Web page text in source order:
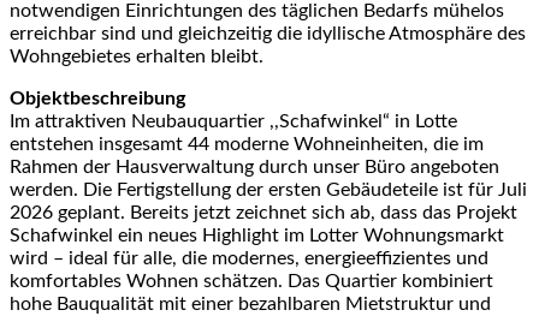
notwendigen Einrichtungen des täglichen Bedarfs mühelos
erreichbar sind und gleichzeitig die idyllische Atmosphäre des
Wohngebietes erhalten bleibt.
Objektbeschreibung
Im attraktiven Neubauquartier ,,Schafwinkel“ in Lotte
entstehen insgesamt 44 moderne Wohneinheiten, die im
Rahmen der Hausverwaltung durch unser Büro angeboten
werden. Die Fertigstellung der ersten Gebäudeteile ist für Juli
2026 geplant. Bereits jetzt zeichnet sich ab, dass das Projekt
Schafwinkel ein neues Highlight im Lotter Wohnungsmarkt
wird – ideal für alle, die modernes, energieeffizientes und
komfortables Wohnen schätzen. Das Quartier kombiniert
hohe Bauqualität mit einer bezahlbaren Mietstruktur und